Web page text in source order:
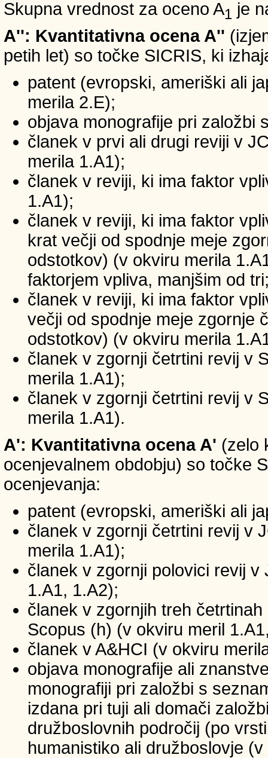
Skupna vrednost za oceno A1 je
A'': Kvantitativna ocena A''
petih let) so točke SICRIS, ki
patent (evropski, ameriški ali
merila 2.E);
objava monografije pri založbi
članek v prvi ali drugi reviji v
merila 1.A1);
članek v reviji, ki ima faktor
1.A1);
članek v reviji, ki ima faktor
krat večji od spodnje meje
odstotkov) (v okviru merila
faktorjem vpliva, manjšim od
članek v reviji, ki ima faktor
večji od spodnje meje zgornje
odstotkov) (v okviru merila
članek v zgornji četrtini revij v
merila 1.A1);
članek v zgornji četrtini revij v
merila 1.A1).
A': Kvantitativna ocena A' (zelo
ocenjevalnem obdobju) so točke
ocenjevanja:
patent (evropski, ameriški ali
članek v zgornji četrtini revij v
merila 1.A1);
članek v zgornji polovici revij
1.A1, 1.A2);
članek v zgornjih treh
Scopus (h) (v okviru meril
članek v A&HCI (v okviru
objava monografije ali
monografiji pri založbi s
izdana pri tuji ali domači
družboslovnih področij (po
humanistiko ali družboslovje